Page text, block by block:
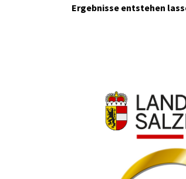
Ergebnisse entstehen